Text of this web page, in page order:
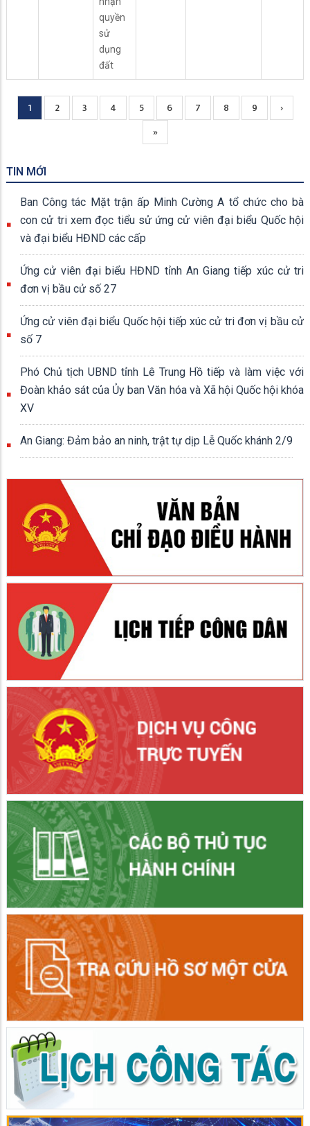
quyền
sử
dụng
đất
Pagination
Current
page
1 Page
2 Page
3 Page
4 Page
5 Page
6 Page
7 Page
8 Page
9
Next
page
›
Trang
cuối
»
TIN MỚI
Ban Công tác Mặt trận ấp Minh Cường A tổ chức cho bà
con cử tri xem đọc tiểu sử ứng cử viên đại biểu Quốc hội
và đại biểu HĐND các cấp
Ứng cử viên đại biểu HĐND tỉnh An Giang tiếp xúc cử tri
đơn vị bầu cử số 27
Ứng cử viên đại biểu Quốc hội tiếp xúc cử tri đơn vị bầu cử
số 7
Phó Chủ tịch UBND tỉnh Lê Trung Hồ tiếp và làm việc với
Đoàn khảo sát của Ủy ban Văn hóa và Xã hội Quốc hội khóa
XV
An Giang: Đảm bảo an ninh, trật tự dịp Lễ Quốc khánh 2/9